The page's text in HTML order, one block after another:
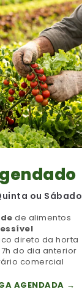
ou Sábado
de alimentos
direto da horta
do dia anterior
comercial
AGENDADA →